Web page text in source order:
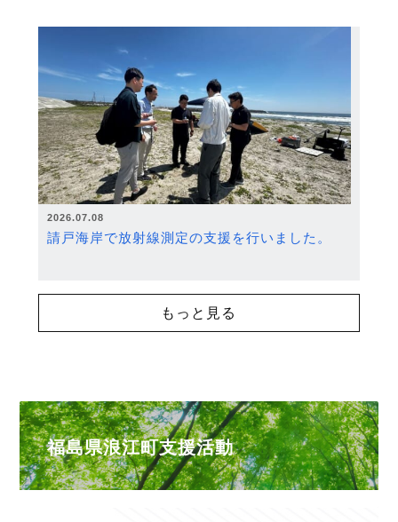
2026.07.08
請戸海岸で放射線測定の支援を行いました。
もっと見る
福島県浪江町支援活動